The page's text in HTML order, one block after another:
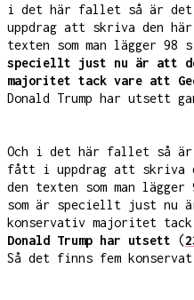
i det här fallet så är det
uppdrag att skriva den
texten som man lägger
speciellt just nu är att
majoritet tack vare att
Donald Trump har utsett
Och i det här fallet så är
fått i uppdrag att skriva
den texten som man
som är speciellt just nu
konservativ majoritet tack
Donald Trump har utsett (
Så det finns fem